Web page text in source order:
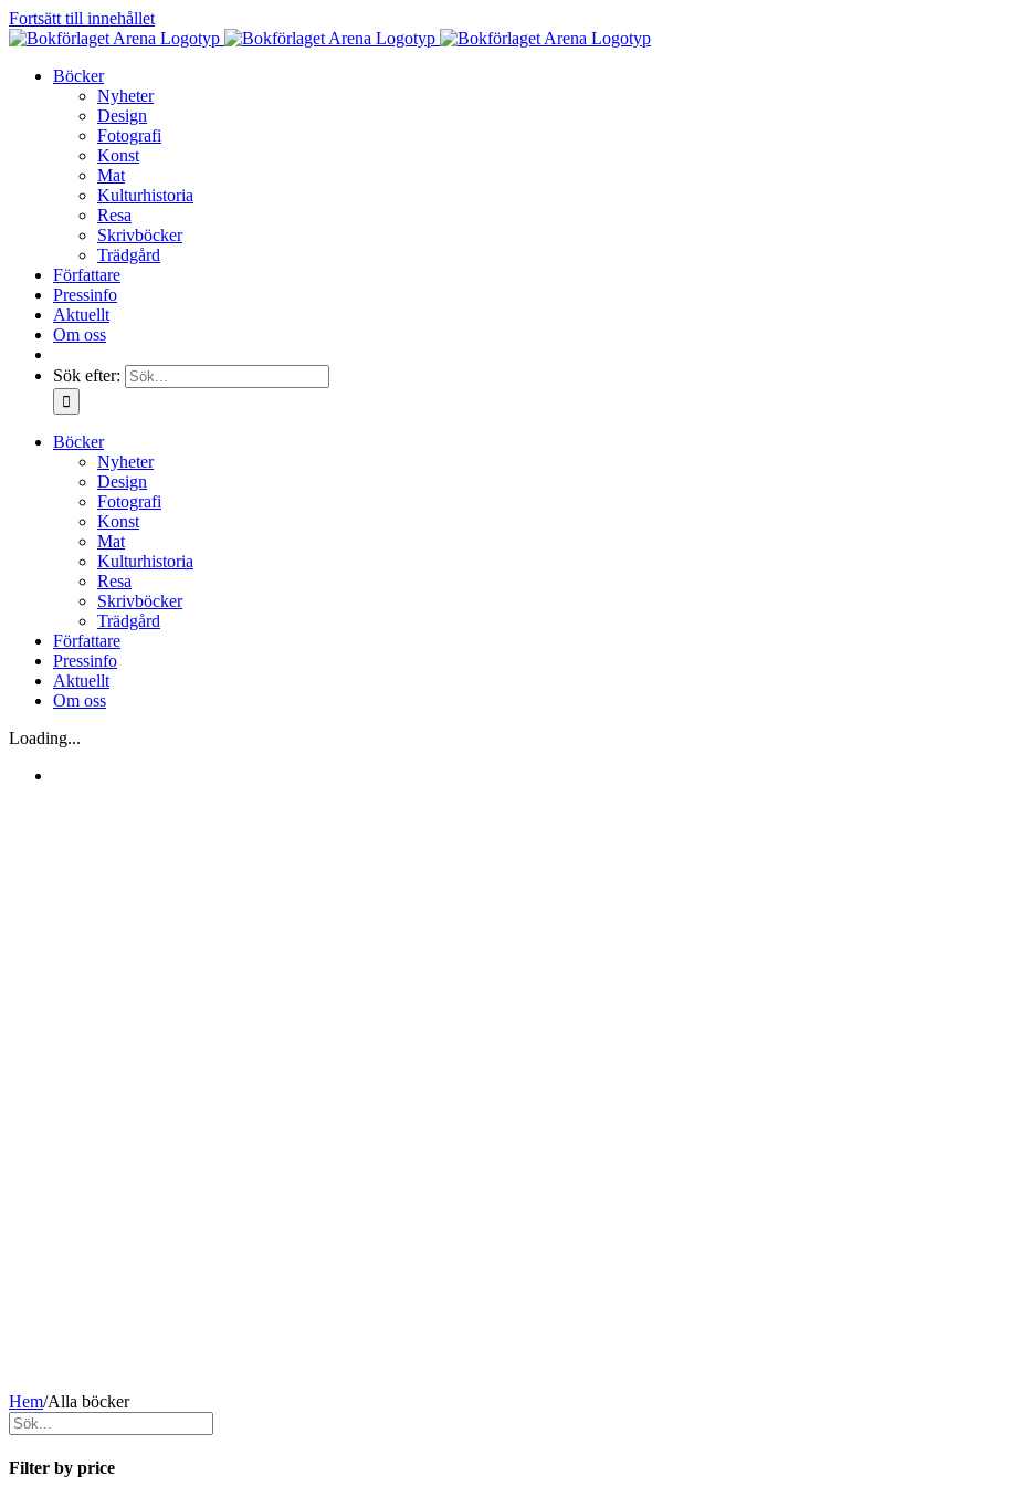
Fortsätt till innehållet
Böcker
Nyheter
Design
Fotografi
Konst
Mat
Kulturhistoria
Resa
Skrivböcker
Trädgård
Författare
Pressinfo
Aktuellt
Om oss
Sök efter:
Böcker
Nyheter
Design
Fotografi
Konst
Mat
Kulturhistoria
Resa
Skrivböcker
Trädgård
Författare
Pressinfo
Aktuellt
Om oss
Loading...
Hem/Alla böcker
Filter by price